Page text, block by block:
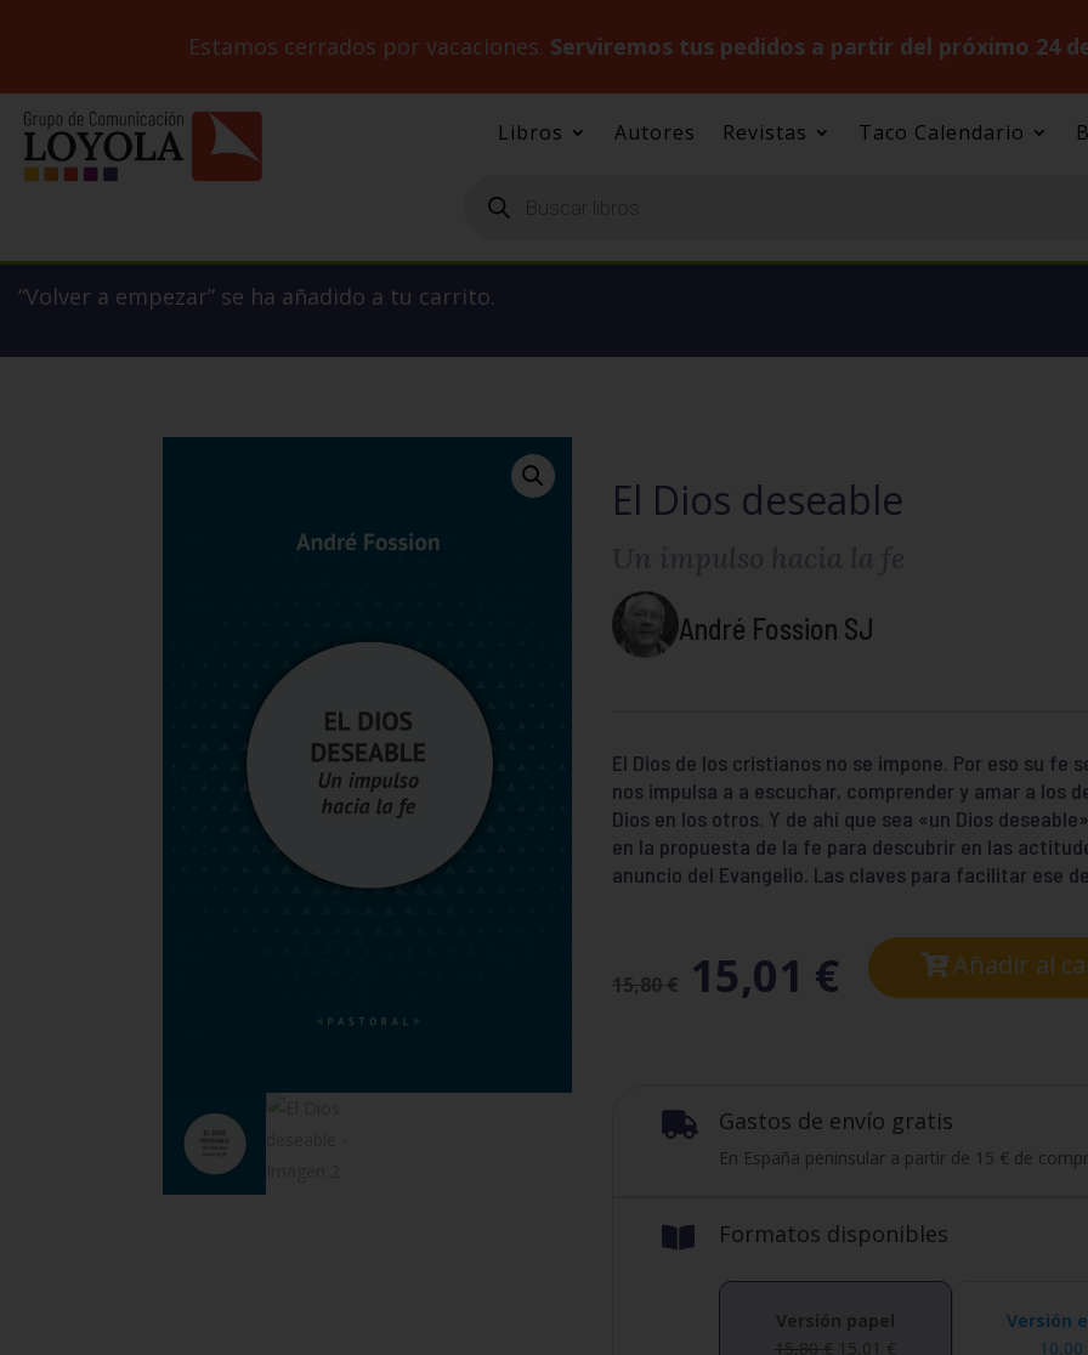
Estamos cerrados por vacaciones. Serviremos tus pedidos a partir del próximo 24
Libros Autores Revistas Taco Calendario
productos
“Volver a empezar” se ha añadido a tu carrito.
El Dios deseable
André Fossion SJ
El Dios de los cristianos no se impone. Por eso su fe
nos impulsa a a escuchar, comprender y amar a los
Dios en los otros. Y de ahí que sea «un Dios
en la propuesta de la fe para descubrir en las
anuncio del Evangelio. Las claves para facilitar ese
15,80€ 15,01 € Añadir al
 Gastos de envío gratis
En España peninsular a partir de 15 € de
 Formatos disponibles
Versión papel
15,80€ 15,01 €
Versión
10,00